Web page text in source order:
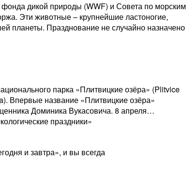
дикой природы (WWF) и Совета по морским
Эти животные – крупнейшие ластоногие,
планеты. Празднование не случайно назначено
парка «Плитвицкие озёра» (Plitvice
Впервые название «Плитвицкие озёра»
Доминика Вукасовича. 8 апреля…
праздники»
и завтра», и вы всегда